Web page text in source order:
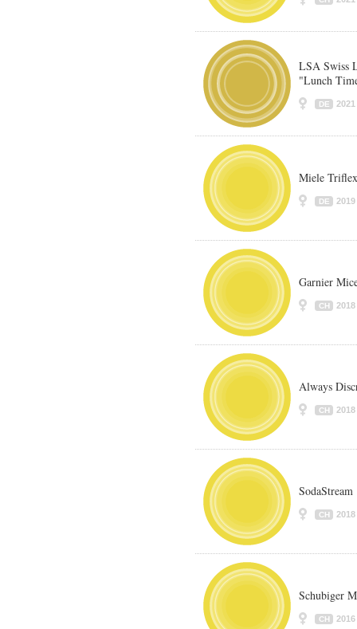
LSA Swiss
"Lunch
DE 2021
Miele Triflex
DE 2019
Garnier
CH 2018
Always
CH 2018
SodaStream
CH 2018
Schubiger
CH 2016